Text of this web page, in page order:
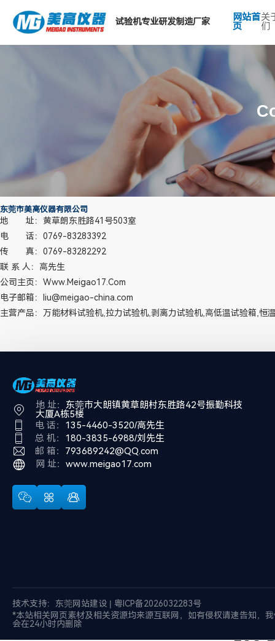
试验机专业研发制造厂家
网站首
页
关
们
东莞市美高仪器有限公司
地 址：黄草朗东胜路41号503室
电 话：0769-83283392
传 真：0769-83282292
联 系 人：高先生
公司主页： Www.meigao17.com
电子邮箱：liu@meigao-china.com
主营产品：万能材料试验机,拉力试验机,剥离力试验机,高低温试验箱,
地 址： 东莞市大朗镇黄草朗村东胜路42号振勤科技
大厦A栋5楼
电 话： 135-4460-3520/高先生
总 机： 180-3835-6988/刘先生
邮 箱： 793689242@QQ.com
网 址： www.meigao17.com
技术支持： 东莞网站建设| 粤ICP备2026032283号
*本站相关网页素材及相关资源均来源互联网，如有侵权请速告知，
会在24小时内删除